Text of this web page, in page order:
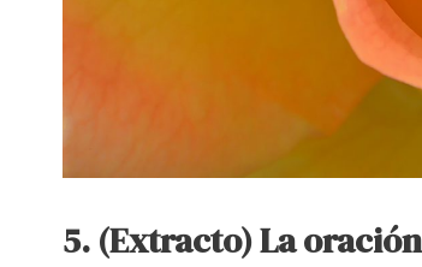
5. (Extracto) La